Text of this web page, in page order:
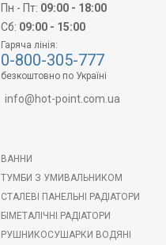
Пн - Пт: 09:00 - 18:00
Сб: 09:00 - 15:00
Гаряча лінія:
0-800-305-777
безкоштовно по Україні
info@hot-point.com.ua
ВАННИ
ТУМБИ З УМИВАЛЬНИКОМ
СТАЛЕВІ ПАНЕЛЬНІ РАДІАТОРИ
БІМЕТАЛІЧНІ РАДІАТОРИ
РУШНИКОСУШАРКИ ВОДЯНІ